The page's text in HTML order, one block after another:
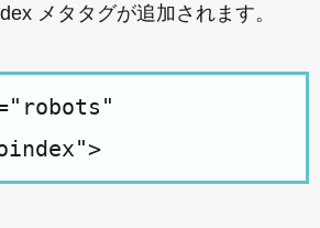
メタタグが追加されます。